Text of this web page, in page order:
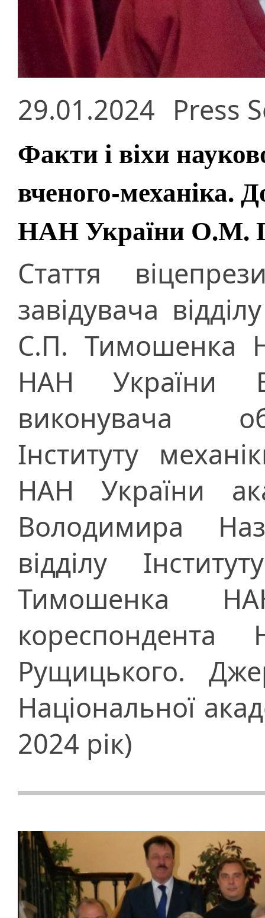
29.01.2024 Press
Факти і віхи
вченого-механіка.
НАН України О.М.
Стаття
завідувача
С.П. Тимошенка
НАН України
виконувача
Інституту
НАН України
Володимира
відділу
Тимошенка
Рущицького.
Національної
2024 рік)